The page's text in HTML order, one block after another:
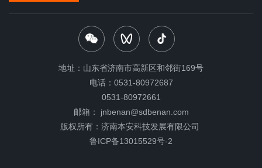
地址：山东省济南市高新区和邻街169号
电话：0531-80972687
0531-80972661
邮箱： jnbenan@sdbenan.com
版权所有：济南本安科技发展有限公司
鲁ICP备13015529号-2